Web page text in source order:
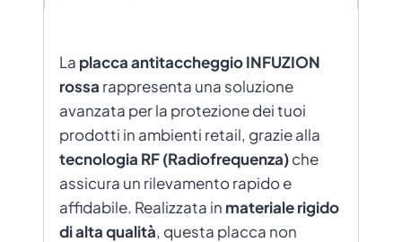
La placca antitaccheggio INFUZION
rossa rappresenta una soluzione
avanzata per la protezione dei tuoi
prodotti in ambienti retail, grazie alla
tecnologia RF (Radiofrequenza)che
assicura un rilevamento rapido e
affidabile. Realizzata in materiale rigido
di alta qualità, questa placca non